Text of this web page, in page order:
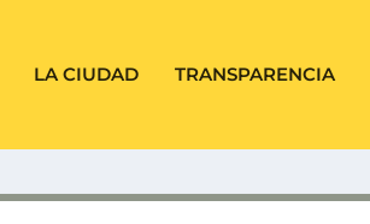
LA CIUDAD TRANSPARENCIA